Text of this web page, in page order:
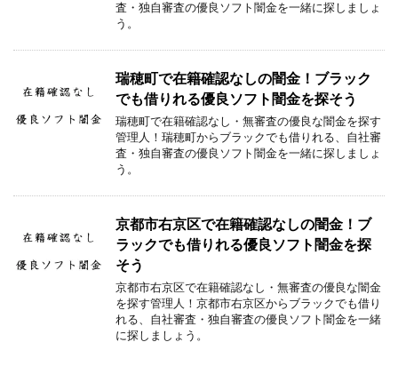
査・独自審査の優良ソフト闇金を一緒に探しましょ
う。
瑞穂町で在籍確認なしの闇金！ブラック
でも借りれる優良ソフト闇金を探そう
瑞穂町で在籍確認なし・無審査の優良な闇金を探す
管理人！瑞穂町からブラックでも借りれる、自社審
査・独自審査の優良ソフト闇金を一緒に探しましょ
う。
京都市右京区で在籍確認なしの闇金！ブ
ラックでも借りれる優良ソフト闇金を探
そう
京都市右京区で在籍確認なし・無審査の優良な闇金
を探す管理人！京都市右京区からブラックでも借り
れる、自社審査・独自審査の優良ソフト闇金を一緒
に探しましょう。